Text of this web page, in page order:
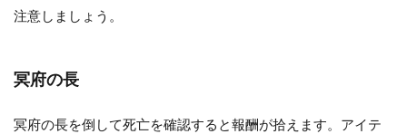
注意しましょう。
冥府の長
冥府の長を倒して死亡を確認すると報酬が拾えます。アイテ